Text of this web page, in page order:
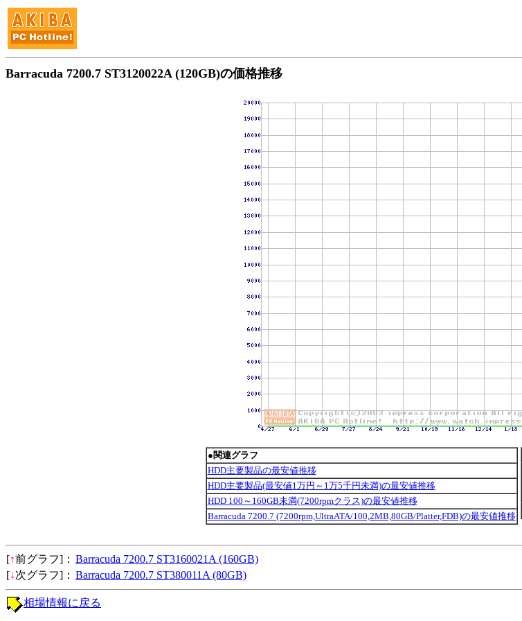
Barracuda 7200.7 ST3120022A (120GB)の価格推移
●関連グラフ
HDD主要製品の最安値推移
HDD主要製品(最安値1万円～1万5千円未満)の最安値推移
HDD 100～160GB未満(7200rpmクラス)の最安値推移
Barracuda 7200.7 (7200rpm,UltraATA/100,2MB,80GB/Platter,FDB)の最安値推移
[↑前グラフ]： Barracuda 7200.7 ST3160021A (160GB)
[↓次グラフ]： Barracuda 7200.7 ST380011A (80GB)
相場情報に戻る